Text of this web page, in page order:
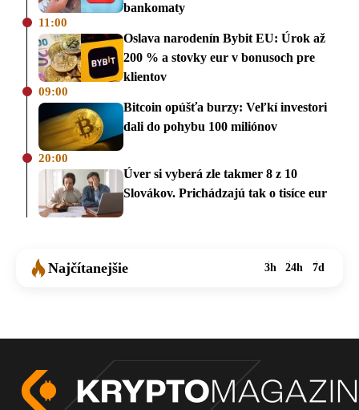
bankomaty
11:00
Oslava narodenín Bybit EU: Úrok až
200 % a stovky eur v bonusoch pre
klientov
09:00
Bitcoin opúšťa burzy: Veľkí investori
dali do pohybu 100 miliónov
20:00
Úver si vyberá zle takmer 8 z 10
Slovákov. Prichádzajú tak o tisíce eur
Najčítanejšie 3h 24h 7d